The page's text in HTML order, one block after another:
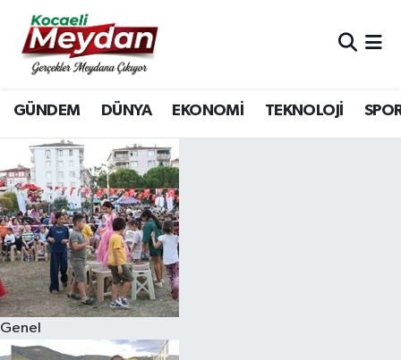
GÜNDEM DÜNYA EKONOMİ TEKNOLOJİ
Genel
Nöbetçi Eczaneler
Hava Durumu
Trafik Durumu
Süper Lig Puan Durumu ve Fikstür
Tüm Manşetler
Son Dakika Haberleri
Haber Arşivi